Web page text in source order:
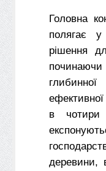
Головна
полягає
рішення
починаючи
ефективної
в чотири
деревини,